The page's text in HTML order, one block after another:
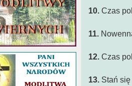
10. Czas
11.
12. Czas
13. Stań